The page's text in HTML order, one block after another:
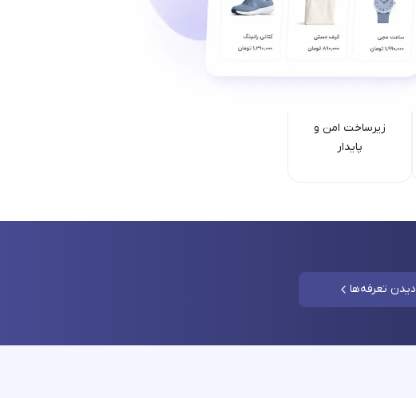
زیرساخت امن‌ و
پایدار
دیدن تعرفه‌ها